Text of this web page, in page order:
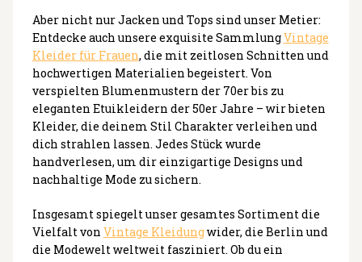
Aber nicht nur Jacken und Tops sind unser Metier:
Entdecke auch unsere exquisite SammlungVintage
Kleider für Frauen, die mit zeitlosen Schnitten und
hochwertigen Materialien begeistert. Von
verspielten Blumenmustern der 70er bis zu
eleganten Etuikleidern der 50er Jahre – wir bieten
Kleider, die deinem Stil Charakter verleihen und
dich strahlen lassen. Jedes Stück wurde
handverlesen, um dir einzigartige Designs und
nachhaltige Mode zu sichern.
Insgesamt spiegelt unser gesamtes Sortiment die
Vielfalt von Vintage Kleidungwider, die Berlin und
die Modewelt weltweit fasziniert. Ob du ein